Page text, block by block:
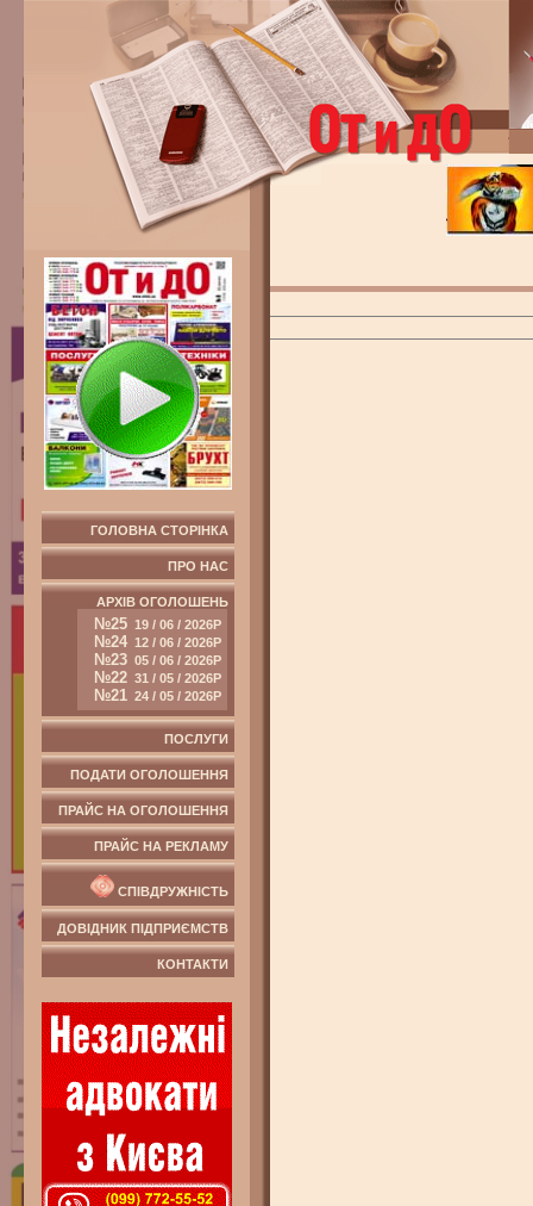
ГОЛОВНА СТОРІНКА
ПРО НАС
АРХІВ ОГОЛОШЕНЬ
№25 19 / 06 / 2026Р
№24 12 / 06 / 2026Р
№23 05 / 06 / 2026Р
№22 31 / 05 / 2026Р
№21 24 / 05 / 2026Р
ПОСЛУГИ
ПОДАТИ ОГОЛОШЕННЯ
ПРАЙС НА ОГОЛОШЕННЯ
ПРАЙС НА РЕКЛАМУ
СПІВДРУЖНІСТЬ
ДОВІДНИК ПІДПРИЄМСТВ
КОНТАКТИ